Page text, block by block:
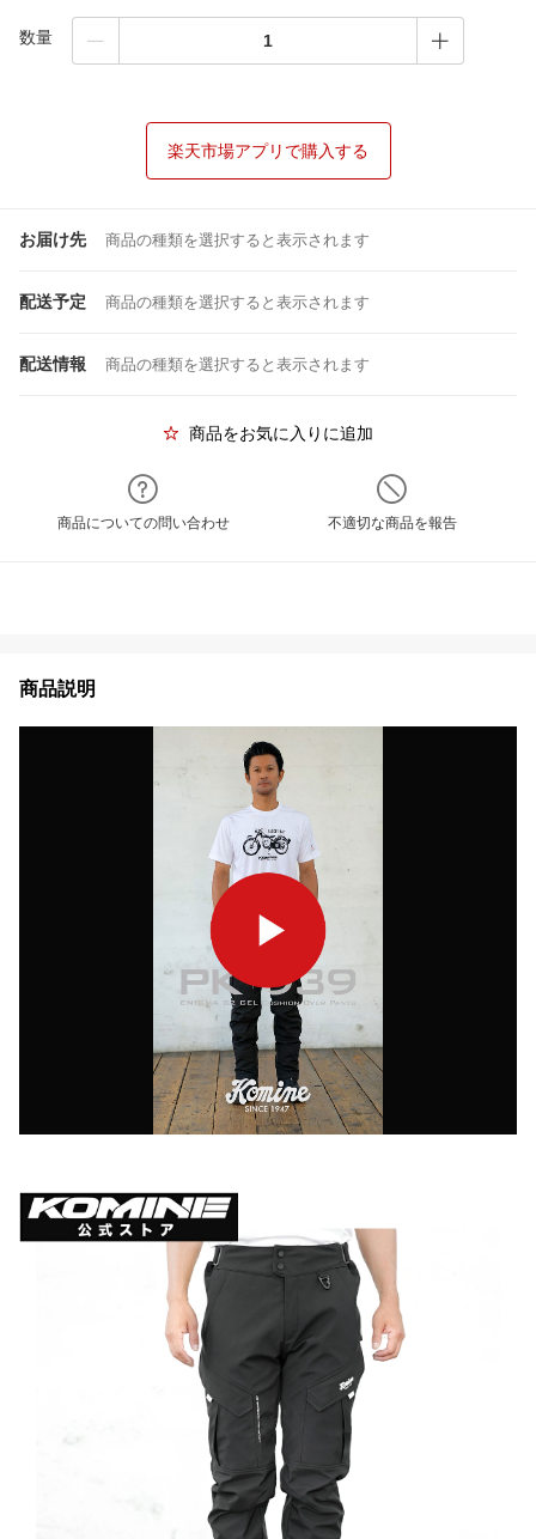
数量
楽天市場アプリで購入する
お届け先 商品の種類を選択すると表示されます
配送予定 商品の種類を選択すると表示されます
配送情報 商品の種類を選択すると表示されます
商品をお気に入りに追加
商品についての問い合わせ 不適切な商品を報告
商品説明